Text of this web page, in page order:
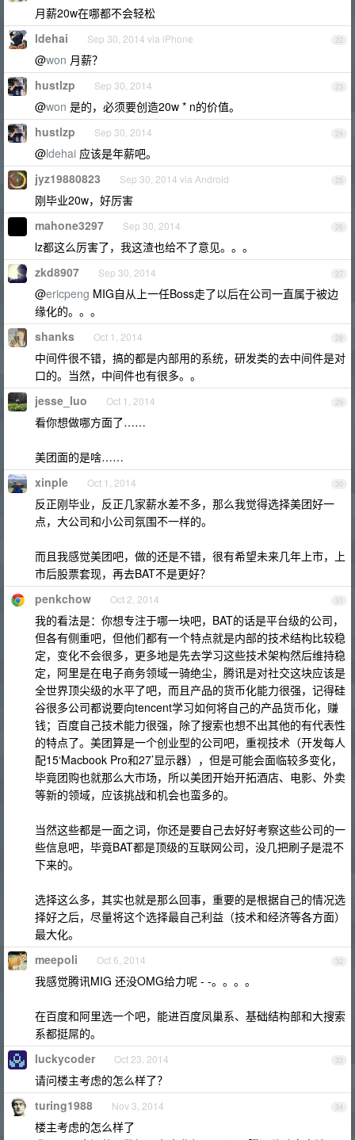
月薪20w在哪都不会轻松
22
ldehai Sep 30, 2014 via iPhone
@won 月薪？
23
hustlzp Sep 30, 2014
@won 是的，必须要创造20w * n的价值。
24
hustlzp Sep 30, 2014
@ldehai 应该是年薪吧。
25
jyz19880823 Sep 30, 2014 via Android
刚毕业20w，好厉害
26
mahone3297 Sep 30, 2014
lz都这么厉害了，我这渣也给不了意见。。。
27
zkd8907 Sep 30, 2014
@ericpeng MIG自从上一任Boss走了以后在公司一直属于被边
缘化的。。。
28
shanks Oct 1, 2014
中间件很不错，搞的都是内部用的系统，研发类的去中间件是对
口的。当然，中间件也有很多。。
29
jesse_luo Oct 1, 2014
看你想做哪方面了……
美团面的是啥……
30
xinple Oct 1, 2014
反正刚毕业，反正几家薪水差不多，那么我觉得选择美团好一
点，大公司和小公司氛围不一样的。
而且我感觉美团吧，做的还是不错，很有希望未来几年上市，上
市后股票套现，再去BAT不是更好？
31
penkchow Oct 2, 2014
我的看法是：你想专注于哪一块吧，BAT的话是平台级的公司，
但各有侧重吧，但他们都有一个特点就是内部的技术结构比较稳
定，变化不会很多，更多地是先去学习这些技术架构然后维持稳
定，阿里是在电子商务领域一骑绝尘，腾讯是对社交这块应该是
全世界顶尖级的水平了吧，而且产品的货币化能力很强，记得硅
谷很多公司都说要向tencent学习如何将自己的产品货币化，赚
钱；百度自己技术能力很强，除了搜索也想不出其他的有代表性
的特点了。美团算是一个创业型的公司吧，重视技术（开发每人
配15‘Macbook Pro和27’显示器），但是可能会面临较多变化，
毕竟团购也就那么大市场，所以美团开始开拓酒店、电影、外卖
等新的领域，应该挑战和机会也蛮多的。
当然这些都是一面之词，你还是要自己去好好考察这些公司的一
些信息吧，毕竟BAT都是顶级的互联网公司，没几把刷子是混不
下来的。
选择这么多，其实也就是那么回事，重要的是根据自己的情况选
择好之后，尽量将这个选择最自己利益（技术和经济等各方面）
最大化。
32
meepoli Oct 6, 2014
我感觉腾讯MIG 还没OMG给力呢 - -。。。。
在百度和阿里选一个吧，能进百度凤巢系、基础结构部和大搜索
系都挺屌的。
33
luckycoder Oct 23, 2014
请问楼主考虑的怎么样了？
34
turing1988 Nov 3, 2014
楼主考虑的怎么样了